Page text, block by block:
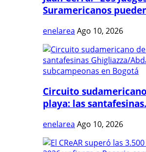
Suramericanos
enelarea Ago 10, 2026
Circuito
playa: las
enelarea Ago 10, 2026